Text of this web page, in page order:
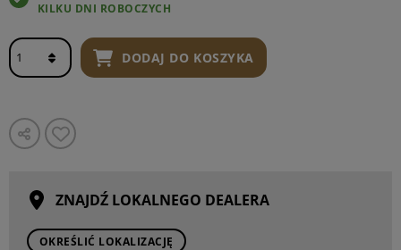
KILKU DNI ROBOCZYCH
DODAJ DO KOSZYKA
ZNAJDŹ LOKALNEGO DEALERA
OKREŚLIĆ LOKALIZACJĘ